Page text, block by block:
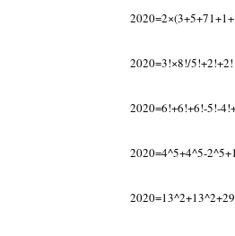
2020=3!×8!/5!+2!+2!
2020=6!+6!+6!-5!-
2020=4^5+4^5-